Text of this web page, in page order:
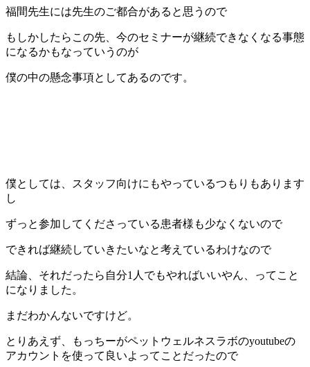
福間先生には先生のご都合があると思うので
もしかしたらこの先、今のセミナーが継続できなくなる事態
になるかもなっていうのが
僕の中の懸念事項としてあるのです。
僕としては、スタッフ向けにもやっているつもりもあります
し
ずっと参加してくださっている患者様も少なくないので
できれば継続していきたいなと考えているわけなので
結論、それだったら自分1人でもやればいいやん、ってこと
になりました。
まだわかんないですけど。
とりあえず、もっちーがペットウェルネスラボのyoutubeの
アカウントを使って良いよってことだったので